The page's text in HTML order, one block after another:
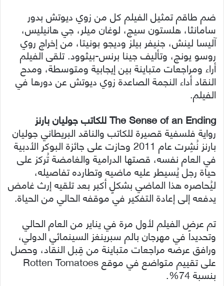
ضم طاقم تمثيل الفيلم كل من زوي ديوتش بدور
سامانثا، هلستون سيج، لوغان ميلر، جي هانيليس،
آليسا لينش، جنيفر بيلز وديجو بونيتا، من إخراج روي
روسو يونج، وتأليف جينا برنس-بيثوود. تلقى الفيلم
أراء ومراجعات متباينة بين إيجابية ومتوسطة، ومدح
النقاد أداء النجمة الصاعدة زوي ديوتش عن دورها في
الفيلم.
The Sense of an Ending للكاتب جوليان بارنز
رواية فلسفية قصيرة للكاتب والناقد البريطاني جوليان
بارنز نُشِرت عام 2011 وحازت على جائزة البوكر الأدبية
في العام نفسه، قصتها الدرامية والغامضة تُركز على
حياة رجل يُسيطر عليه ماضيه وتطارده تفاصيله،
ليُحاصره هذا الماضي بشكلٍ أكبر بعد تلقيه إرث غامض
يدفعه إلى إعادة التفكير في موقفه الحالي من الحياة.
تم عرض الفيلم لأول مرة في يناير من العام الحالي
وتحديداً في مهرجان بالم سبرينغز السينمائي الدولي،
ورافق عرضه مراجعات متباينة من قِبل النقاد، وحصل
على تقييم متواضع في موقع Rotten Tomatoes
بنسبة 74%.